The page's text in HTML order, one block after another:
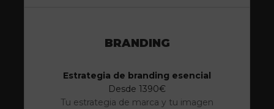
BRANDING
Estrategia de branding esencial
Desde 1390€
Tu estrategia de marca y tu imagen